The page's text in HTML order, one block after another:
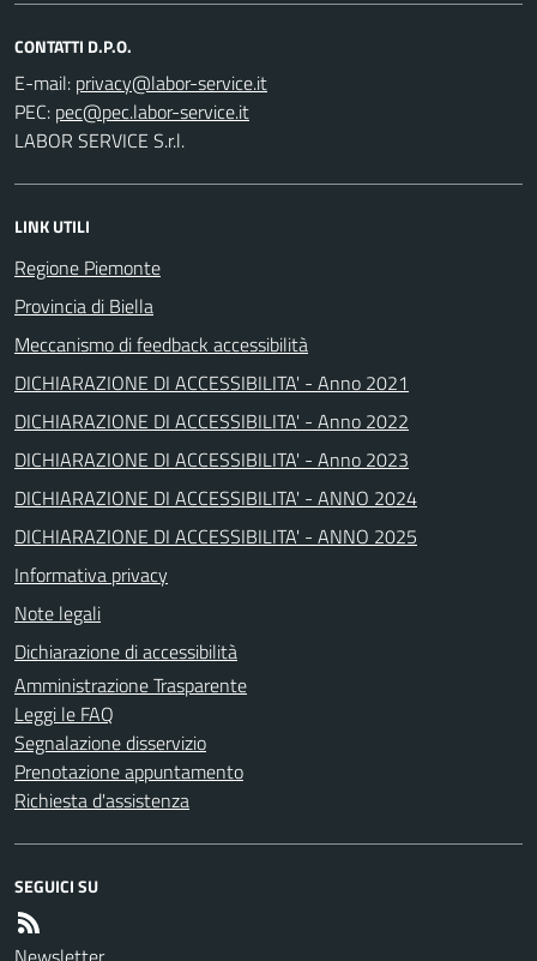
CONTATTI D.P.O.
E-mail:
PEC:
LABOR SERVICE S.r.l.
LINK UTILI
Regione Piemonte
Provincia di Biella
Meccanismo di feedback accessibilità
DICHIARAZIONE DI ACCESSIBILITA' - Anno 2021
DICHIARAZIONE DI ACCESSIBILITA' - Anno 2022
DICHIARAZIONE DI ACCESSIBILITA' - Anno 2023
DICHIARAZIONE DI ACCESSIBILITA' - ANNO 2024
DICHIARAZIONE DI ACCESSIBILITA' - ANNO 2025
Informativa privacy
Note legali
Dichiarazione di accessibilità
Amministrazione Trasparente
Leggi le FAQ
Segnalazione disservizio
Prenotazione appuntamento
Richiesta d'assistenza
SEGUICI SU